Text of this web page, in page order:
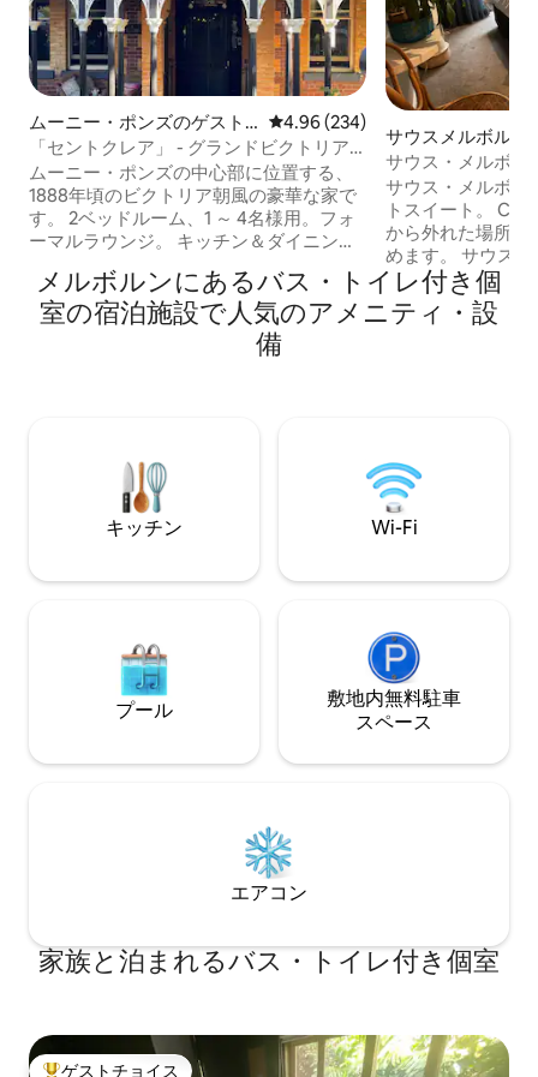
ムーニー・ポンズのゲスト
スイート
レビュー234件、5つ星中4.96つ
4.96 (234)
「セントクレア」 - グランドビクトリア
ン - ムーニーポンズ
ムーニー・ポンズの中心部に位置する、
1888年頃のビクトリア朝風の豪華な家で
す。 2ベッドルーム、1 ～ 4名様用。フォ
ーマルラウンジ。 キッチン＆ダイニング
ルーム。猫足のバスタブとウォークイン
シャワーを備えたエレガントなバスルー
ム。 テレビとクロームキャストを備えた
フォーマルラウンジ。 寝室1 - ダブルベッ
ド ベッドルーム2 - シングルベッド2台 バ
km、フレミントン競馬場まで2 km、空港
サウスメルボルン
スイート
サウス・メルボル
プライベート・ゲ
サウス・メルボル
トスイート。
から外れた場所に
めます。 サウスメルボルン市場から1ブロ
ック、クラレンド
ショップ/バーから1ブ
空港スカイバス/
96、12、1の路面電車
物園/メルボルン
ー/MCGに近いで
メルボルンにあるバス・トイレ付き個
室の宿泊施設で人気のアメニティ・設
備
キッチン Wi-Fi
プール
敷地内無料駐⁠車
ス⁠ペ⁠ー⁠ス
エアコン
家族と泊まれるバス・トイレ付き個室
ゲストチョイス